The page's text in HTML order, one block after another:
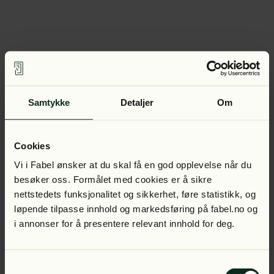
Samtykke Detaljer Om
Cookies
Vi i Fabel ønsker at du skal få en god opplevelse når du
besøker oss. Formålet med cookies er å sikre
nettstedets funksjonalitet og sikkerhet, føre statistikk, og
løpende tilpasse innhold og markedsføring på fabel.no og
i annonser for å presentere relevant innhold for deg.